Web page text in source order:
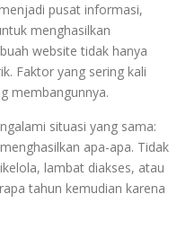
pusat informasi,
menghasilkan
website tidak hanya
Faktor yang sering kali
membangunnya.
situasi yang sama:
apa-apa. Tidak
lambat diakses, atau
tahun kemudian karena